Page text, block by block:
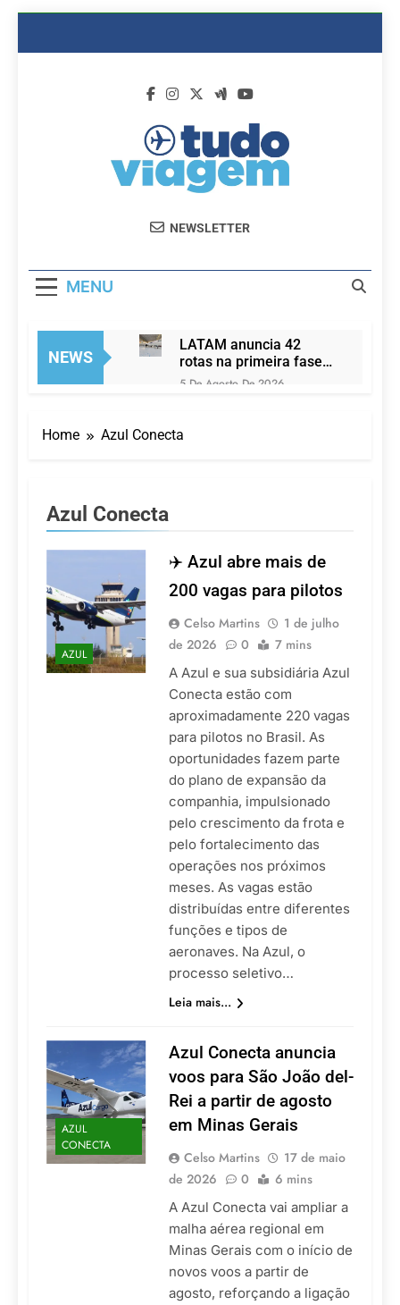
Dicas De
Passagens Aéreas E Hotéis Em
NEWSLETTER
MENU
NEWS
LATAM anuncia 42
rotas na primeira fase
de operação do
5 De Agosto De 2026
Alegre e Montevidéu
5 De Agosto De 2026
Atrações do Parque
Mini-Europe
4 De Agosto De 2026
Por Dentro do Atomium:
História, Ciência e a
Melhor Vista de
Bruxelas
4 De Agosto De 2026
Wyndham reforça
crescimento com novo
hotel em São Paulo
4 De Agosto De 2026
Home Azul Conecta
Azul Conecta
AZUL
✈️ Azul abre mais de
200 vagas para pilotos
Celso Martins
1 de julho
de 2026
0 7 mins
A Azul e sua subsidiária Azul
Conecta estão com
aproximadamente 220 vagas
para pilotos no Brasil. As
oportunidades fazem parte
do plano de expansão da
companhia, impulsionado
pelo crescimento da frota e
pelo fortalecimento das
operações nos próximos
meses. As vagas estão
distribuídas entre diferentes
funções e tipos de
aeronaves. Na Azul, o
processo seletivo…
Leia mais...
AZUL
CONECTA
Azul Conecta anuncia
voos para São João del-
Rei a partir de agosto
em Minas Gerais
Celso Martins
17 de maio
de 2026
0 6 mins
A Azul Conecta vai ampliar a
malha aérea regional em
Minas Gerais com o início de
novos voos a partir de
agosto, reforçando a ligação